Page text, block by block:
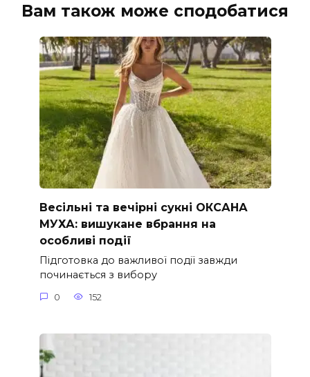
Вам також може сподобатися
Весільні та вечірні сукні ОКСАНА
МУХА: вишукане вбрання на
особливі події
Підготовка до важливої події завжди
починається з вибору
0 152